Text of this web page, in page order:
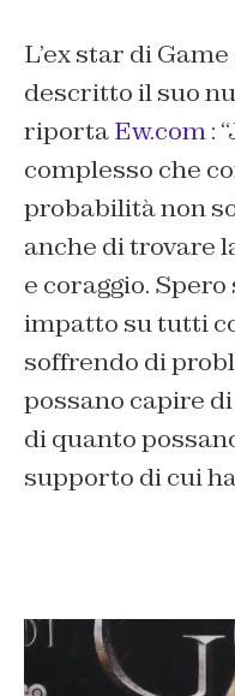
L’ex star di
descritto il suo
riportaEw.com:
complesso che
probabilità non
anche di trovare
e coraggio.
impatto su tutti
soffrendo di
possano capire
di quanto
supporto di cui